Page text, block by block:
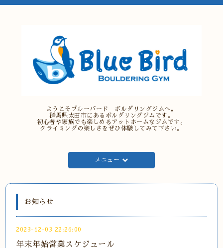
ようこそブルーバード ボルダリングジムへ。
群馬県太田市にあるボルダリングジムです。
初心者や家族でも楽しめるアットホームなジムです。
クライミングの楽しさをぜひ体験してみて下さい。
メニュー
お知らせ
2023-12-03 22:26:00
年末年始営業スケジュール